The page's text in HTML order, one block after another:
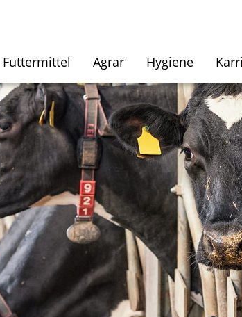
Futtermittel Agrar Hygiene­